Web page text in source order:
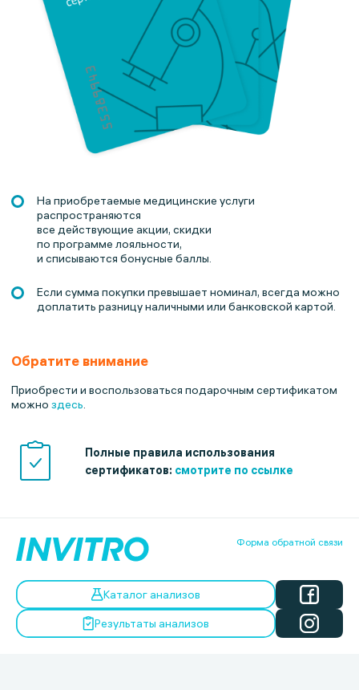
На приобретаемые медицинские услуги
распространяются
все действующие акции, скидки
по программе лояльности,
и списываются бонусные баллы.
Если сумма покупки превышает номинал, всегда можно
доплатить разницу наличными или банковской картой.
Обратите внимание
Приобрести и воспользоваться подарочным сертификатом
можно здесь.
Полные правила использования
сертификатов: смотрите по ссылке
Форма обратной связи
Каталог анализов
Результаты анализов